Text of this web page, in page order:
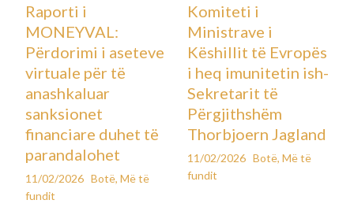
Raporti i
MONEYVAL:
Përdorimi i aseteve
virtuale për të
anashkaluar
sanksionet
financiare duhet të
parandalohet
11/02/2026 Botë,Më të
fundit
Komiteti i
Ministrave i
Këshillit të Evropës
i heq imunitetin ish-
Sekretarit të
Përgjithshëm
Thorbjoern Jagland
11/02/2026 Botë, Më të
fundit